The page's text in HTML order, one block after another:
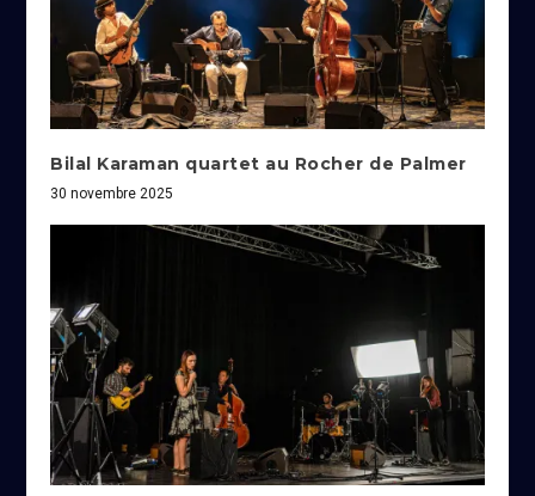
Bilal Karaman quartet au Rocher de Palmer
30 novembre 2025